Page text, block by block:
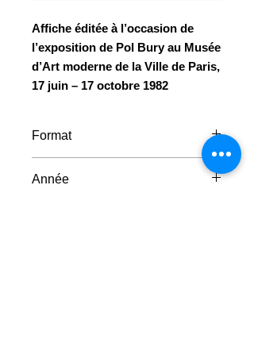
Affiche éditée à l’occasion de
l’exposition de Pol Bury au Musée
d’Art moderne de la Ville de Paris,
17 juin – 17 octobre 1982
Format
Année